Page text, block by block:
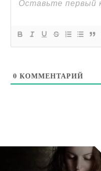
0 КОММЕНТАРИЙ